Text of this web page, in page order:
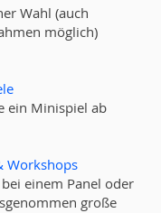
Wahl (auch
möglich)
ein Minispiel ab
Workshops
einem Panel oder
große